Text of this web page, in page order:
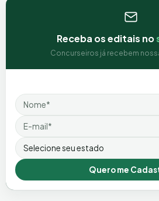
Receba os editais no
Concurseiros já recebem
Nome
Email
Estado
Quero me